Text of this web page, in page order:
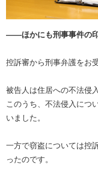
――ほかにも刑事事件の印
控訴審から刑事弁護をお
被告人は住居への不法侵
このうち、不法侵入につ
いました。
一方で窃盗については控
ったのです。